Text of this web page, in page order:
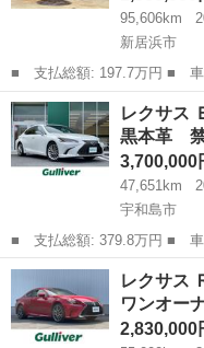
95,606km
新居浜市
■ 支払総額: 197.7万円 ■ 車両本体価格： 1,880,000 円 ■ メーカ
ー名： レクサス ■ 車種名
ｔ Ｆスポーツ 赤革シート
ＥＴＣ ...
愛媛 新居浜市 レクサ
レクサス
黒本革
3,700,000
47,651km
宇和島市
■ 支払総額: 379.8万円 ■ 車両本体価格： 3,700,000 円 ■ メーカ
ー名： レクサス ■ 車種名
ｈ バージョンＬ 黒本革
全席温熱...
愛媛 宇和島市 レクサ
レクサス
ワンオー
2,830,000